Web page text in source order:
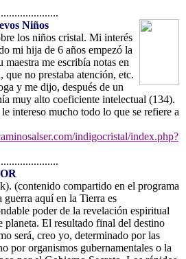
Niños
los niños cristal. Mi interés
mi hija de 6 años empezó la
me escribía notas en
que no prestaba atención, etc.
y me dijo, después de un
muy alto coeficiente intelectual (134).
intereso mucho todo lo que se refiere a
indigocristal/index.php?
(contenido compartido en el programa
aquí en la Tierra es
poder de la revelación espiritual
planeta. El resultado final del destino
será, creo yo, determinado por las
por organismos gubernamentales o la